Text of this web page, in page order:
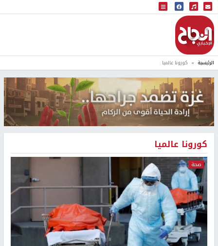
البث المباشر
إذاعة النجاح
الرئيسية كورونا عالميا
كورونا عالميا
صحة